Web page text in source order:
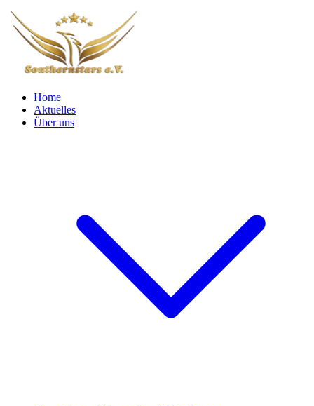
Home
Aktuelles
Über uns